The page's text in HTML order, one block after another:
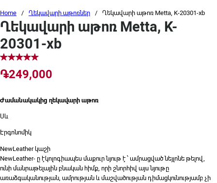
Home / Ղեկավարի աթոռներ / Ղեկավարի աթոռ Metta, K-20301-xb
Ղեկավարի աթոռ Metta, K-
20301-xb
֏249,000
Ժամանակակից ղեկավարի աթոռ
Սև
Էրգոնոմիկ
NewLeather կաշի
NewLeather- ը էկոլոգիապես մաքուր նյութ է ՝ ամրացված նեյլոնե թելով,
ունի մանրաթելային բնական հիմք, որի շնորհիվ այս նյութը
առաձգականության, ամրության և մաշվածության դիմացկունությամբ չի